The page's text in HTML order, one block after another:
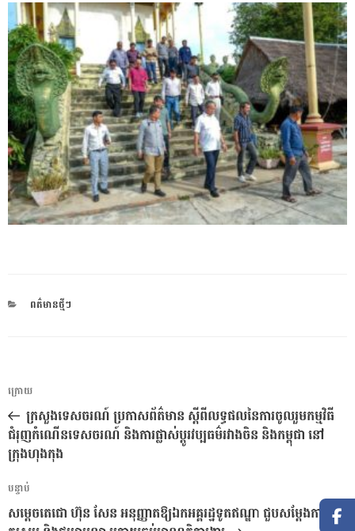
CATEGORIES
ពត៌មានថ្មីៗ
ការ​
នាំទិស​
ប្រកាស
អត្ថបទ
មុន
ក្រោយ
ក្រសួងទេសចរណ៍ ប្រកាសព័ត៌មាន ស្តីពីលទ្ធផលនៃការចូលរួមកម្មវិធី
ជំរុញកំណើនទេសចរណ៍ និងការផ្លាស់ប្តូរវប្បធម៌រវាងចិន និងកម្ពុជា នៅ
ក្រុងហុងកុង
អត្ថបទ
បន្ទាប់
បន្ទាប់
សម្តេចតេជោ ហ៊ុន សែន អនុញ្ញាតឱ្យឯកអគ្គរដ្ឋទូតឥណ្ឌា ជួបសម្តែងការ